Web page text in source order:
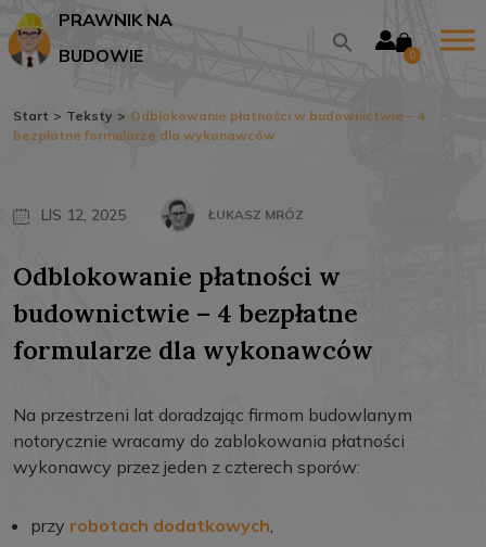
PRAWNIK NA
BUDOWIE
0
Start > Teksty > Odblokowanie płatności w budownictwie – 4
bezpłatne formularze dla wykonawców
LIS 12, 2025 ŁUKASZ MRÓZ
Odblokowanie płatności w
budownictwie – 4 bezpłatne
formularze dla wykonawców
Na przestrzeni lat doradzając firmom budowlanym
notorycznie wracamy do zablokowania płatności
wykonawcy przez jeden z czterech sporów:
przy robotach dodatkowych,